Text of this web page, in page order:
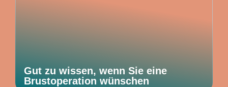
Gut zu wissen, wenn Sie eine
Brustoperation wünschen